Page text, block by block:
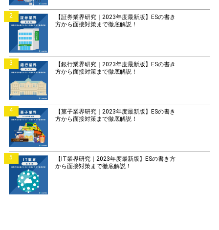
2
【証券業界研究｜2023年度最新版】ESの書き
方から面接対策まで徹底解説！
3
【銀行業界研究｜2023年度最新版】ESの書き
方から面接対策まで徹底解説！
4
【菓子業界研究｜2023年度最新版】ESの書き
方から面接対策まで徹底解説！
5
【IT業界研究｜2023年度最新版】ESの書き方
から面接対策まで徹底解説！